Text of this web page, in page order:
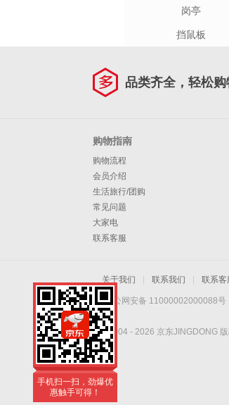
岗亭
挡鼠板
品类齐全，轻松购
购物指南
购物流程
会员介绍
生活旅行/团购
常见问题
大家电
联系客服
关于我们 联系我们 联系客
京公网安备 11000002000088号
Copyright © 2004 - 2026 京东JINGDONG
手机扫一扫，劲爆优
惠触手可得！
手机扫一扫，劲爆优
惠触手可得！